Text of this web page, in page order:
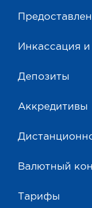
Инкассация и
Депозиты
Аккредитивы
Валютный
Тарифы